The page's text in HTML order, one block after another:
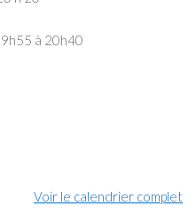
à 20h40
Voir le calendrier complet